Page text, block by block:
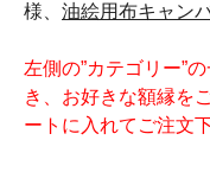
様、 油絵用布キャン
左側の”カテゴリー”
き、お好きな額縁を
ートに入れてご注文